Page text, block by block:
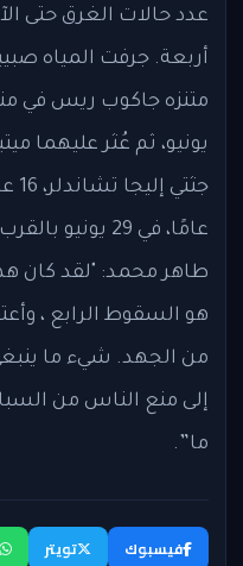
عدد حالات الغرق حتى
أربعة. جرفت المياه
يونيو، ثم عُثر عليهما
عامًا، في 29
طاهر محمد: "لقد كان
هو السقوط الرابع ،
من الجهد. شيء ما
إلى منع الناس من
ما”.
فيسبوك تويتر